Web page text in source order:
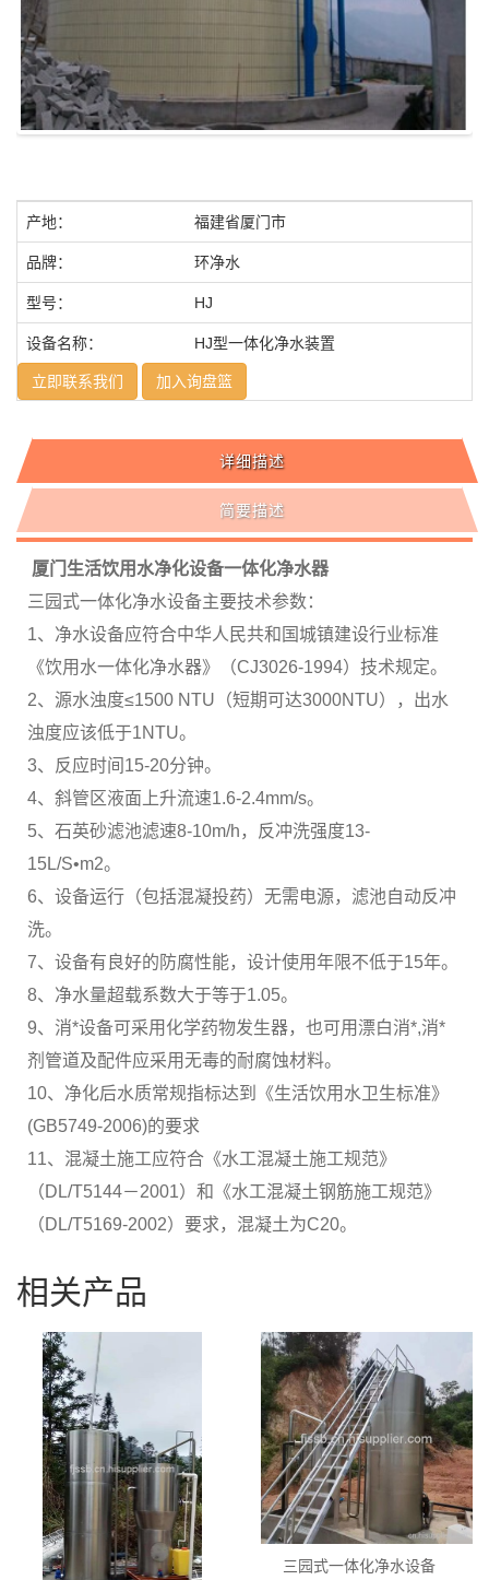
产地： 福建省厦门市
品牌： 环净水
型号： HJ
设备名称： HJ型一体化净水装置
立即联系我们 加入询盘篮
详细描述
简要描述
厦门生活饮用水净化设备一体化净水器
三园式一体化净水设备主要技术参数：
1、净水设备应符合中华人民共和国城镇建设行业标准
《饮用水一体化净水器》（CJ3026-1994）技术规定。
2、源水浊度≤1500 NTU（短期可达3000NTU），出水
浊度应该低于1NTU。
3、反应时间15-20分钟。
4、斜管区液面上升流速1.6-2.4mm/s。
5、石英砂滤池滤速8-10m/h，反冲洗强度13-
15L/S•m2。
6、设备运行（包括混凝投药）无需电源，滤池自动反冲
洗。
7、设备有良好的防腐性能，设计使用年限不低于15年。
8、净水量超载系数大于等于1.05。
9、消*设备可采用化学药物发生器，也可用漂白消*,消*
剂管道及配件应采用无毒的耐腐蚀材料。
10、净化后水质常规指标达到《生活饮用水卫生标准》
(GB5749-2006)的要求
11、混凝土施工应符合《水工混凝土施工规范》
（DL/T5144－2001）和《水工混凝土钢筋施工规范》
（DL/T5169-2002）要求，混凝土为C20。
相关产品
三园式一体化净水设备